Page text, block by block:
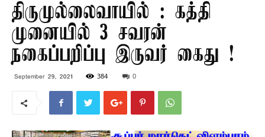
திருமுல்லைவாயில் : கத்தி
முனையில் 3 சவரன்
நகைப்பறிப்பு இருவர் கைது !
September 29, 2021 384 0